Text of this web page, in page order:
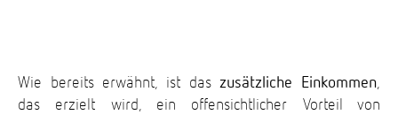
Wie bereits erwähnt, ist daszusätzliche Einkommen,
das erzielt wird, ein offensichtlicher Vorteil von